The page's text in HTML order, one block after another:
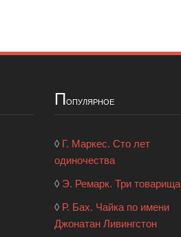
Популярное
◊ Г. Маркес. Сто лет
одиночества
◊ Э. Ремарк. Три товарища
◊ Р. Бах. Чайка по имени
Джонатан Ливингстон